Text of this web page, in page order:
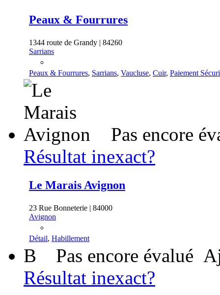
Peaux & Fourrures
1344 route de Grandy | 84260
Sarrians
Peaux & Fourrures, Sarrians, Vaucluse, Cuir, Paiement
Pas encore
Résultat inexact?
Le Marais Avignon
23 Rue Bonneterie | 84000
Avignon
Détail, Habillement
B Pas encore évalué
Résultat inexact?